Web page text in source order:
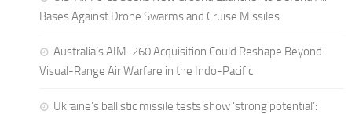
Bases Against Drone Swarms and Cruise Missiles
Australia’s AIM-260 Acquisition Could Reshape Beyond-
Visual-Range Air Warfare in the Indo-Pacific
Ukraine’s ballistic missile tests show ‘strong potential’: